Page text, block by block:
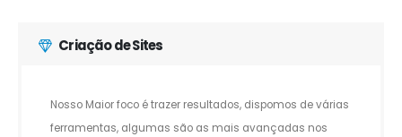
Criação de Sites
Nosso Maior foco é trazer resultados, dispomos de várias
ferramentas, algumas são as mais avançadas nos